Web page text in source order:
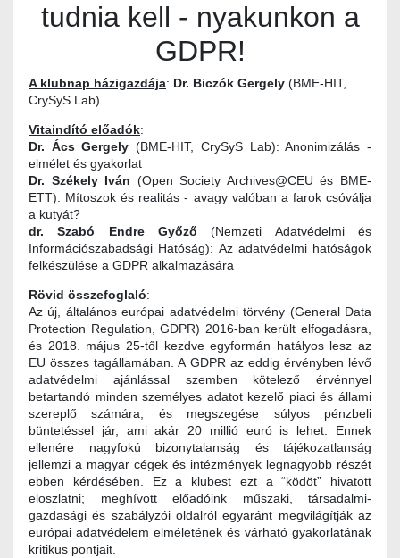
tudnia kell - nyakunkon a
GDPR!
A klubnap házigazdája: Dr. Biczók Gergely (BME-HIT,
CrySyS Lab)
Vitaindító előadók:
Dr. Ács Gergely (BME-HIT, CrySyS Lab): Anonimizálás -
elmélet és gyakorlat
Dr. Székely Iván (Open Society Archives@CEU és BME-
ETT): Mítoszok és realitás - avagy valóban a farok csóválja
a kutyát?
dr. Szabó Endre Győző (Nemzeti Adatvédelmi és
Információszabadsági Hatóság): Az adatvédelmi hatóságok
felkészülése a GDPR alkalmazására
Rövid összefoglaló:
Az új, általános európai adatvédelmi törvény (General Data
Protection Regulation, GDPR) 2016-ban került elfogadásra,
és 2018. május 25-től kezdve egyformán hatályos lesz az
EU összes tagállamában. A GDPR az eddig érvényben lévő
adatvédelmi ajánlással szemben kötelező érvénnyel
betartandó minden személyes adatot kezelő piaci és állami
szereplő számára, és megszegése súlyos pénzbeli
büntetéssel jár, ami akár 20 millió euró is lehet. Ennek
ellenére nagyfokú bizonytalanság és tájékozatlanság
jellemzi a magyar cégek és intézmények legnagyobb részét
ebben kérdésében. Ez a klubest ezt a “ködöt” hivatott
eloszlatni; meghívott előadóink műszaki, társadalmi-
gazdasági és szabályzói oldalról egyaránt megvilágítják az
európai adatvédelem elméletének és várható gyakorlatának
kritikus pontjait.